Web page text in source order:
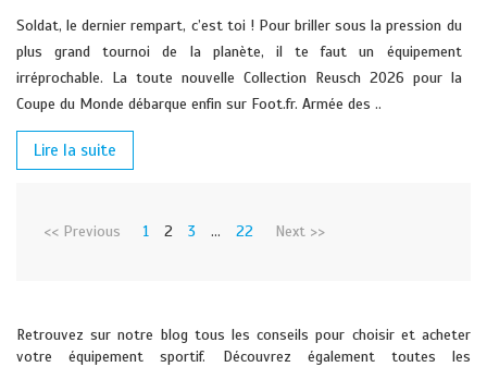
Soldat, le dernier rempart, c’est toi ! Pour briller sous la pression du
plus grand tournoi de la planète, il te faut un équipement
irréprochable. La toute nouvelle Collection Reusch 2026 pour la
Coupe du Monde débarque enfin sur Foot.fr. Armée des ..
Lire la suite
<< Previous 1 2 3 … 22 Next >>
Retrouvez sur notre blog tous les conseils pour choisir et acheter
votre équipement sportif. Découvrez également toutes les